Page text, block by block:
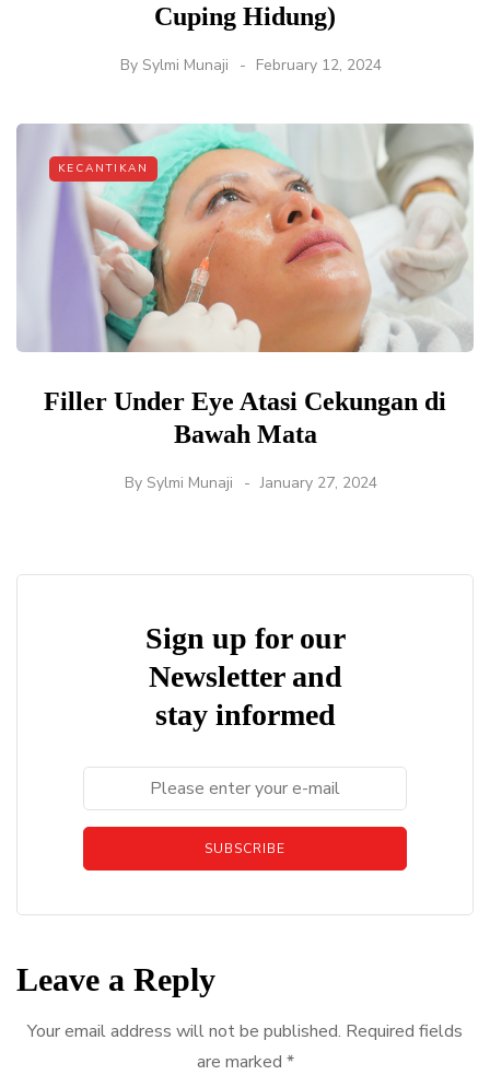
Cuping Hidung)
By Sylmi Munaji February 12, 2024
KECANTIKAN
Filler Under Eye Atasi Cekungan di
Bawah Mata
By Sylmi Munaji January 27, 2024
Sign up for our
Newsletter and
stay informed
SUBSCRIBE
Leave a Reply
Your email address will not be published. Required fields
are marked *